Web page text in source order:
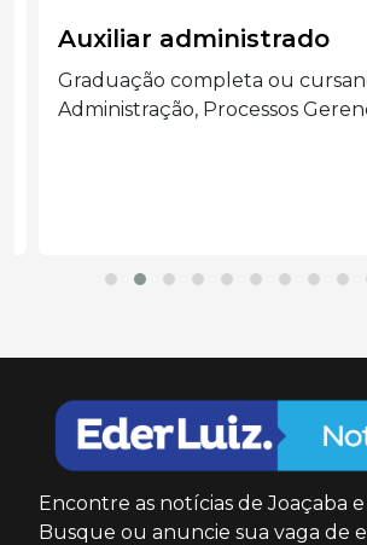
Auxiliar administrado
Graduação completa ou cursando
Administração, Processos
Encontre as notícias de Joaçaba
Busque ou anuncie sua vaga de